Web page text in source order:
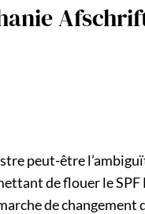
peut-être
de flouer le
de changement